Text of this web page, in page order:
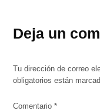
Deja un
Tu dirección de correo
obligatorios están
Comentario*